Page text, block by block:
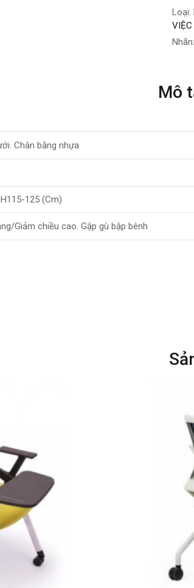
Loại:
VIỆC
Nhãn:
Mô
Chân bằng nhựa
125 (Cm)
Giảm chiều cao. Gập gù bập bênh